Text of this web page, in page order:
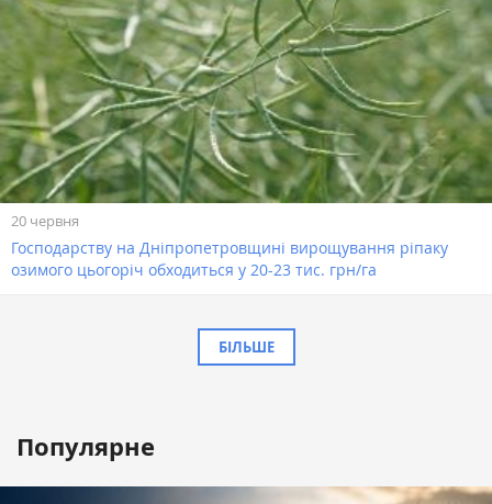
20 червня
Господарству на Дніпропетровщині вирощування ріпаку
озимого цьогоріч обходиться у 20-23 тис. грн/га
БІЛЬШЕ
Популярне